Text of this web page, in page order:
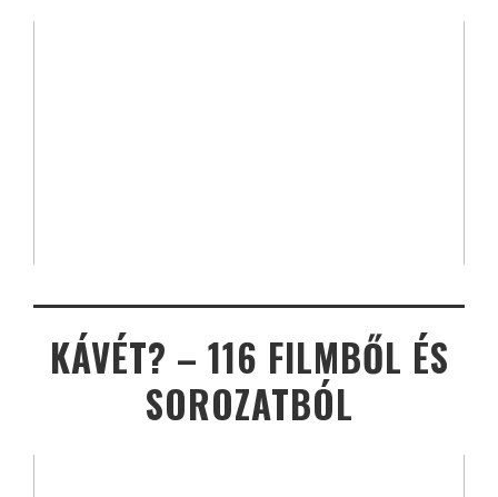
KÁVÉT? – 116 FILMBŐL ÉS
SOROZATBÓL